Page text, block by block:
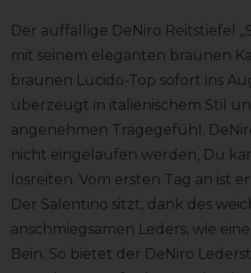
Der auffällige DeNiro Reitstiefel
mit seinem eleganten braunen
braunen Lucido-Top sofort ins
überzeugt in italienischem Stil
angenehmen Tragegefühl.
nicht eingelaufen werden, Du
losreiten. Vom ersten Tag an ist
Der Salentino sitzt, dank des
anschmiegsamen Leders, wie
Bein. So bietet der DeNiro